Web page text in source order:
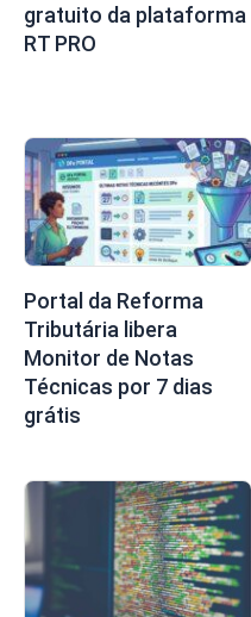
gratuito da plataforma
RT PRO
Portal da Reforma
Tributária libera
Monitor de Notas
Técnicas por 7 dias
grátis